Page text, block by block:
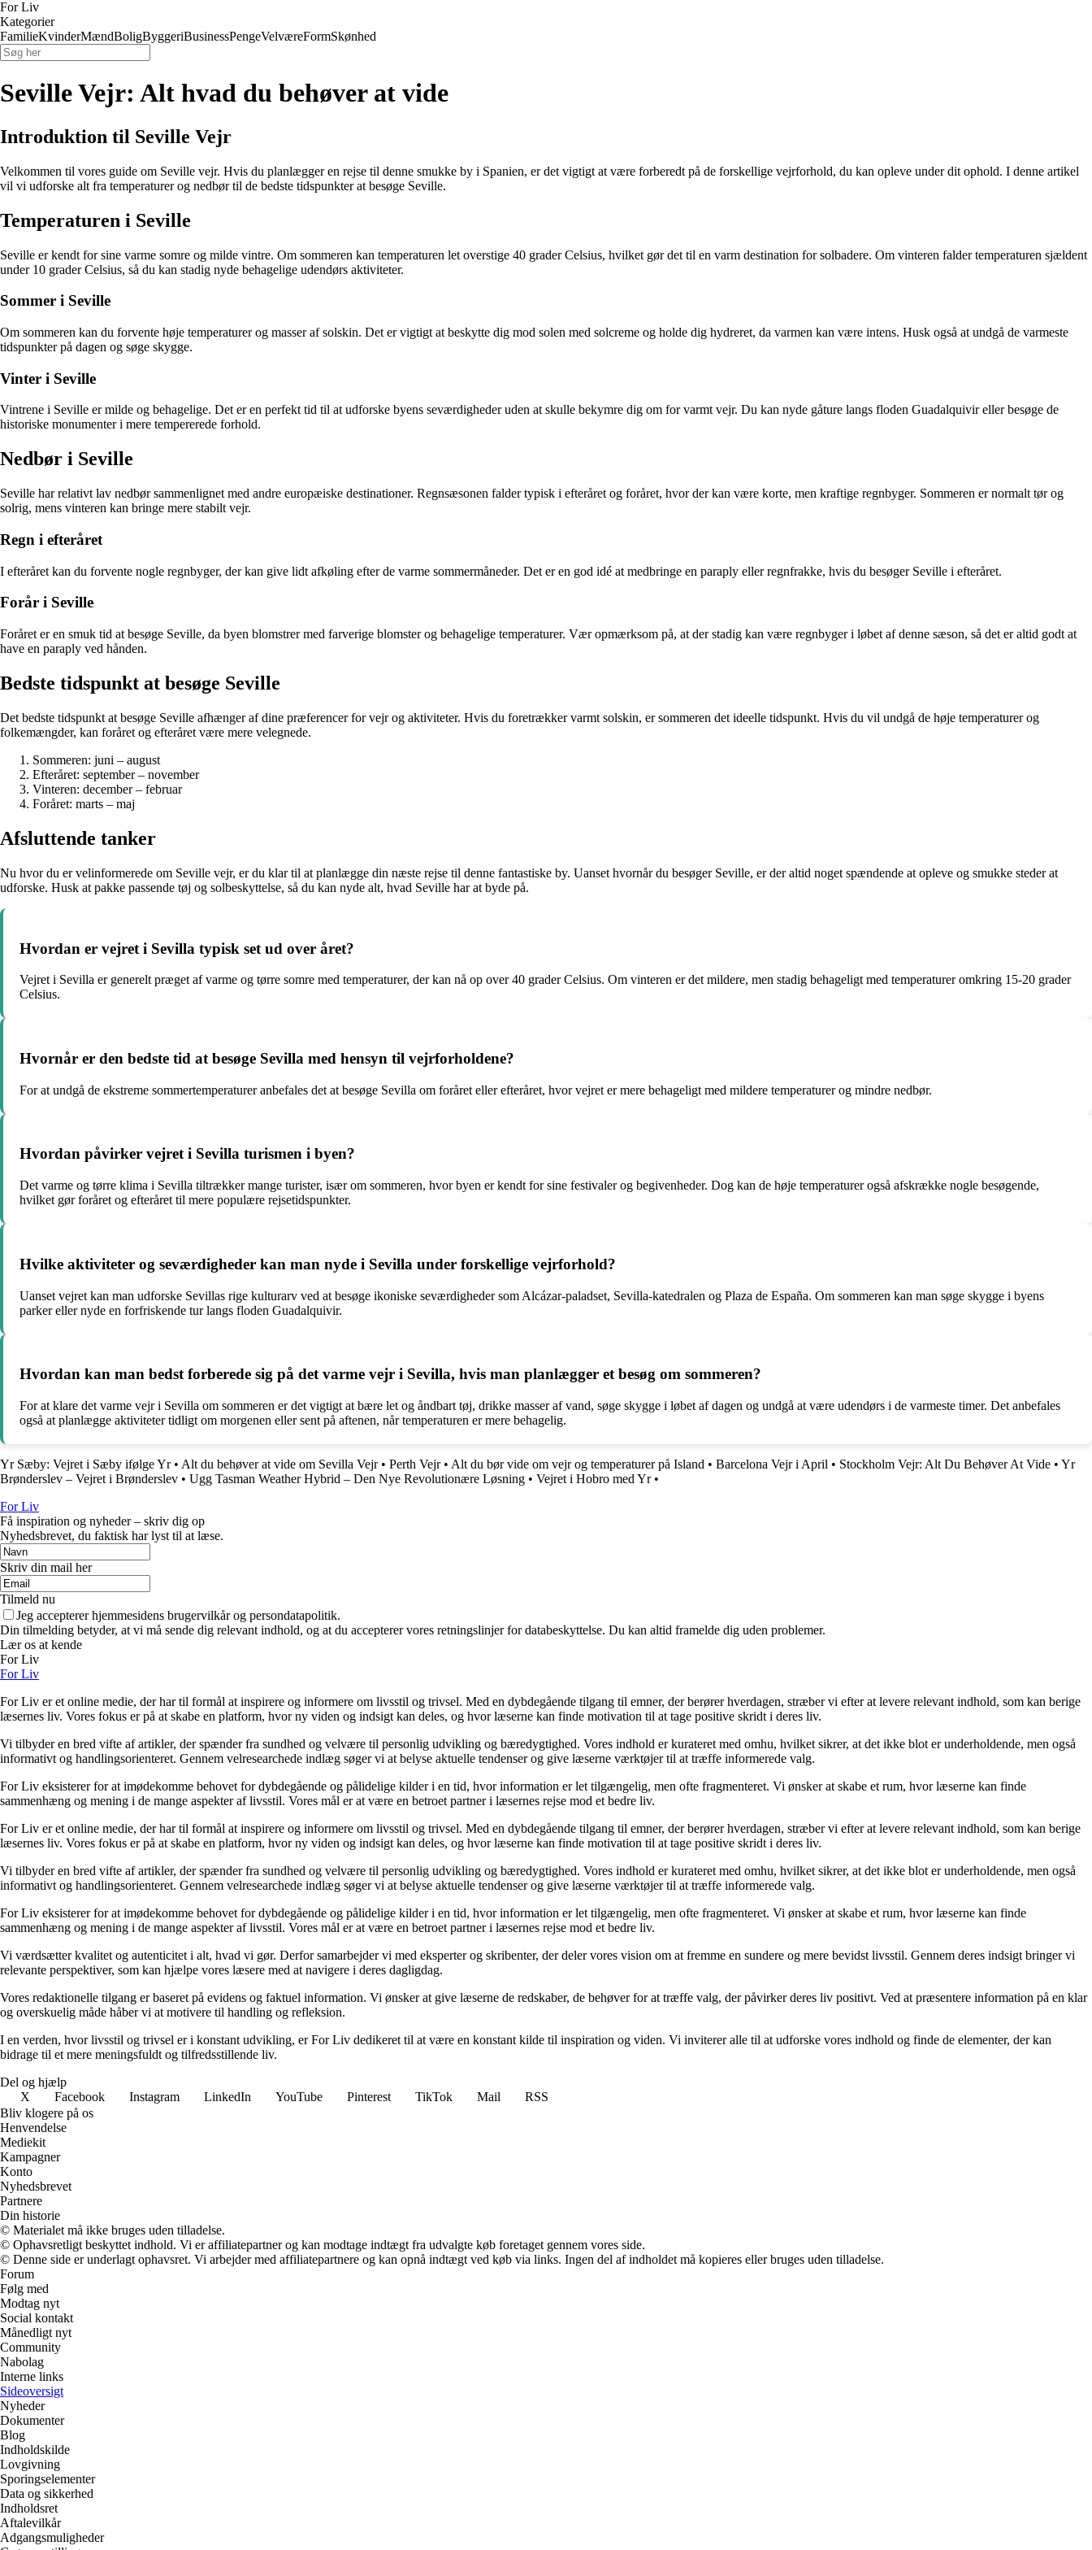
For Liv
Kategorier
FamilieKvinderMændBoligByggeriBusinessPengeVelværeFormSkønhed
Seville Vejr: Alt hvad du behøver at vide
Introduktion til Seville Vejr
Velkommen til vores guide om Seville vejr. Hvis du planlægger en rejse til denne smukke by i Spanien, er det vigtigt at være forberedt på de forskellige vejrforhold, du kan opleve under dit ophold. I denne artikel
vil vi udforske alt fra temperaturer og nedbør til de bedste tidspunkter at besøge Seville.
Temperaturen i Seville
Seville er kendt for sine varme somre og milde vintre. Om sommeren kan temperaturen let overstige 40 grader Celsius, hvilket gør det til en varm destination for solbadere. Om vinteren falder temperaturen sjældent
under 10 grader Celsius, så du kan stadig nyde behagelige udendørs aktiviteter.
Sommer i Seville
Om sommeren kan du forvente høje temperaturer og masser af solskin. Det er vigtigt at beskytte dig mod solen med solcreme og holde dig hydreret, da varmen kan være intens. Husk også at undgå de varmeste
tidspunkter på dagen og søge skygge.
Vinter i Seville
Vintrene i Seville er milde og behagelige. Det er en perfekt tid til at udforske byens seværdigheder uden at skulle bekymre dig om for varmt vejr. Du kan nyde gåture langs floden Guadalquivir eller besøge de
historiske monumenter i mere tempererede forhold.
Nedbør i Seville
Seville har relativt lav nedbør sammenlignet med andre europæiske destinationer. Regnsæsonen falder typisk i efteråret og foråret, hvor der kan være korte, men kraftige regnbyger. Sommeren er normalt tør og
solrig, mens vinteren kan bringe mere stabilt vejr.
Regn i efteråret
I efteråret kan du forvente nogle regnbyger, der kan give lidt afkøling efter de varme sommermåneder. Det er en god idé at medbringe en paraply eller regnfrakke, hvis du besøger Seville i efteråret.
Forår i Seville
Foråret er en smuk tid at besøge Seville, da byen blomstrer med farverige blomster og behagelige temperaturer. Vær opmærksom på, at der stadig kan være regnbyger i løbet af denne sæson, så det er altid godt at
have en paraply ved hånden.
Bedste tidspunkt at besøge Seville
Det bedste tidspunkt at besøge Seville afhænger af dine præferencer for vejr og aktiviteter. Hvis du foretrækker varmt solskin, er sommeren det ideelle tidspunkt. Hvis du vil undgå de høje temperaturer og
folkemængder, kan foråret og efteråret være mere velegnede.
Sommeren: juni – august
Efteråret: september – november
Vinteren: december – februar
Foråret: marts – maj
Afsluttende tanker
Nu hvor du er velinformerede om Seville vejr, er du klar til at planlægge din næste rejse til denne fantastiske by. Uanset hvornår du besøger Seville, er der altid noget spændende at opleve og smukke steder at
udforske. Husk at pakke passende tøj og solbeskyttelse, så du kan nyde alt, hvad Seville har at byde på.
Hvordan er vejret i Sevilla typisk set ud over året?
Vejret i Sevilla er generelt præget af varme og tørre somre med temperaturer, der kan nå op over 40 grader Celsius. Om vinteren er det mildere, men stadig behageligt med temperaturer omkring 15-20 grader
Celsius.
Hvornår er den bedste tid at besøge Sevilla med hensyn til vejrforholdene?
For at undgå de ekstreme sommertemperaturer anbefales det at besøge Sevilla om foråret eller efteråret, hvor vejret er mere behageligt med mildere temperaturer og mindre nedbør.
Hvordan påvirker vejret i Sevilla turismen i byen?
Det varme og tørre klima i Sevilla tiltrækker mange turister, især om sommeren, hvor byen er kendt for sine festivaler og begivenheder. Dog kan de høje temperaturer også afskrække nogle besøgende,
hvilket gør foråret og efteråret til mere populære rejsetidspunkter.
Hvilke aktiviteter og seværdigheder kan man nyde i Sevilla under forskellige vejrforhold?
Uanset vejret kan man udforske Sevillas rige kulturarv ved at besøge ikoniske seværdigheder som Alcázar-paladset, Sevilla-katedralen og Plaza de España. Om sommeren kan man søge skygge i byens
parker eller nyde en forfriskende tur langs floden Guadalquivir.
Hvordan kan man bedst forberede sig på det varme vejr i Sevilla, hvis man planlægger et besøg om sommeren?
For at klare det varme vejr i Sevilla om sommeren er det vigtigt at bære let og åndbart tøj, drikke masser af vand, søge skygge i løbet af dagen og undgå at være udendørs i de varmeste timer. Det anbefales
også at planlægge aktiviteter tidligt om morgenen eller sent på aftenen, når temperaturen er mere behagelig.
Yr Sæby: Vejret i Sæby ifølge Yr• Alt du behøver at vide om Sevilla Vejr• Perth Vejr• Alt du bør vide om vejr og temperaturer på Island • Barcelona Vejr i April • Stockholm Vejr: Alt Du Behøver At Vide • Yr
Brønderslev – Vejret i Brønderslev • Ugg Tasman Weather Hybrid – Den Nye Revolutionære Løsning • Vejret i Hobro med Yr•
For Liv
Få inspiration og nyheder – skriv dig op
Nyhedsbrevet, du faktisk har lyst til at læse.
Skriv din mail her
Tilmeld nu
Jeg accepterer hjemmesidens brugervilkår og persondatapolitik.
Din tilmelding betyder, at vi må sende dig relevant indhold, og at du accepterer vores retningslinjer for databeskyttelse. Du kan altid framelde dig uden problemer.
Lær os at kende
For Liv
For Liv
For Liv er et online medie, der har til formål at inspirere og informere om livsstil og trivsel. Med en dybdegående tilgang til emner, der berører hverdagen, stræber vi efter at levere relevant indhold, som kan berige
læsernes liv. Vores fokus er på at skabe en platform, hvor ny viden og indsigt kan deles, og hvor læserne kan finde motivation til at tage positive skridt i deres liv.
Vi tilbyder en bred vifte af artikler, der spænder fra sundhed og velvære til personlig udvikling og bæredygtighed. Vores indhold er kurateret med omhu, hvilket sikrer, at det ikke blot er underholdende, men også
informativt og handlingsorienteret. Gennem velresearchede indlæg søger vi at belyse aktuelle tendenser og give læserne værktøjer til at træffe informerede valg.
For Liv eksisterer for at imødekomme behovet for dybdegående og pålidelige kilder i en tid, hvor information er let tilgængelig, men ofte fragmenteret. Vi ønsker at skabe et rum, hvor læserne kan finde
sammenhæng og mening i de mange aspekter af livsstil. Vores mål er at være en betroet partner i læsernes rejse mod et bedre liv.
For Liv er et online medie, der har til formål at inspirere og informere om livsstil og trivsel. Med en dybdegående tilgang til emner, der berører hverdagen, stræber vi efter at levere relevant indhold, som kan berige
læsernes liv. Vores fokus er på at skabe en platform, hvor ny viden og indsigt kan deles, og hvor læserne kan finde motivation til at tage positive skridt i deres liv.
Vi tilbyder en bred vifte af artikler, der spænder fra sundhed og velvære til personlig udvikling og bæredygtighed. Vores indhold er kurateret med omhu, hvilket sikrer, at det ikke blot er underholdende, men også
informativt og handlingsorienteret. Gennem velresearchede indlæg søger vi at belyse aktuelle tendenser og give læserne værktøjer til at træffe informerede valg.
For Liv eksisterer for at imødekomme behovet for dybdegående og pålidelige kilder i en tid, hvor information er let tilgængelig, men ofte fragmenteret. Vi ønsker at skabe et rum, hvor læserne kan finde
sammenhæng og mening i de mange aspekter af livsstil. Vores mål er at være en betroet partner i læsernes rejse mod et bedre liv.
Vi værdsætter kvalitet og autenticitet i alt, hvad vi gør. Derfor samarbejder vi med eksperter og skribenter, der deler vores vision om at fremme en sundere og mere bevidst livsstil. Gennem deres indsigt bringer vi
relevante perspektiver, som kan hjælpe vores læsere med at navigere i deres dagligdag.
Vores redaktionelle tilgang er baseret på evidens og faktuel information. Vi ønsker at give læserne de redskaber, de behøver for at træffe valg, der påvirker deres liv positivt. Ved at præsentere information på en klar
og overskuelig måde håber vi at motivere til handling og refleksion.
I en verden, hvor livsstil og trivsel er i konstant udvikling, er For Liv dedikeret til at være en konstant kilde til inspiration og viden. Vi inviterer alle til at udforske vores indhold og finde de elementer, der kan
bidrage til et mere meningsfuldt og tilfredsstillende liv.
Del og hjælp
X
Facebook Instagram LinkedIn YouTube Pinterest TikTok Mail
RSS
Bliv klogere på os
Henvendelse
Mediekit
Kampagner
Konto
Nyhedsbrevet
Partnere
Din historie
© Materialet må ikke bruges uden tilladelse.
© Ophavsretligt beskyttet indhold. Vi er affiliatepartner og kan modtage indtægt fra udvalgte køb foretaget gennem vores side.
© Denne side er underlagt ophavsret. Vi arbejder med affiliatepartnere og kan opnå indtægt ved køb via links. Ingen del af indholdet må kopieres eller bruges uden tilladelse.
Forum
Følg med
Modtag nyt
Social kontakt
Månedligt nyt
Community
Nabolag
Interne links
Sideoversigt
Nyheder
Dokumenter
Blog
Indholdskilde
Lovgivning
Sporingselementer
Data og sikkerhed
Indholdsret
Aftalevilkår
Adgangsmuligheder